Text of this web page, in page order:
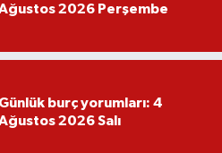
2026 Perşembe
Günlük burç yorumları: 4
2026 Salı